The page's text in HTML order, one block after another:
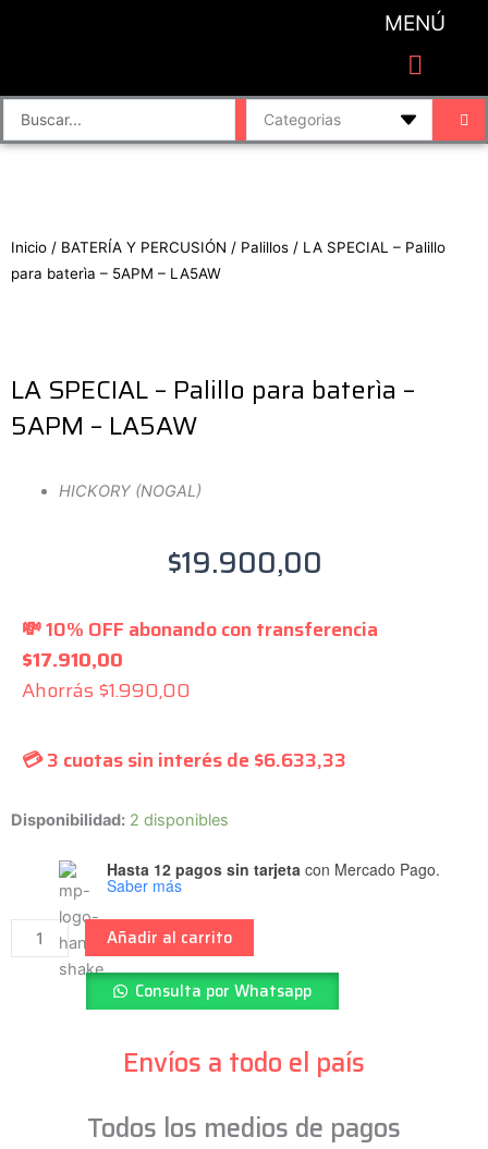
MENÚ
Search
...
Inicio / BATERÍA Y PERCUSIÓN / Palillos / LA SPECIAL – Palillo
para baterìa – 5APM – LA5AW
LA SPECIAL – Palillo para baterìa –
5APM – LA5AW
HICKORY (NOGAL)
$19.900,00
💸 10% OFF abonando con transferencia
$17.910,00
Ahorrás $1.990,00
💳 3 cuotas sin interés de $6.633,33
Disponibilidad: 2 disponibles
Hasta 12 pagos sin tarjetacon Mercado Pago.
Saber más
LA
para
baterìa
Añadir al carrito
Consulta por Whatsapp
Envíos a todo el país
Todos los medios de pagos